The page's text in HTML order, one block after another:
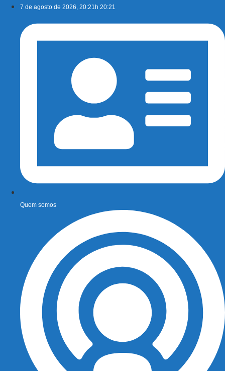
conteúdo
7 de agosto de 2026, 20:21h 20:21
Quem somos